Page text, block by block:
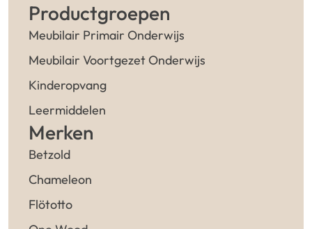
Productgroepen
Meubilair Primair Onderwijs
Meubilair Voortgezet Onderwijs
Kinderopvang
Leermiddelen
Merken
Betzold
Chameleon
Flötotto